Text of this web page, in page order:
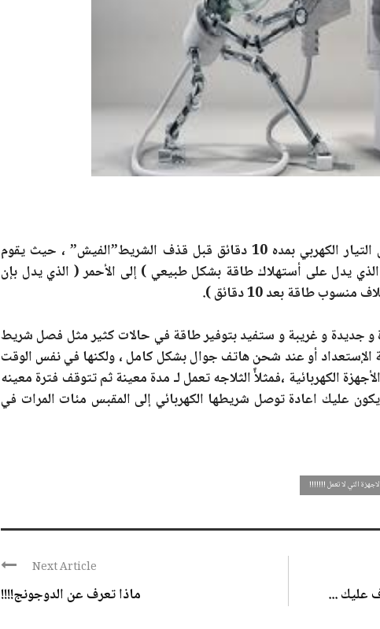
ويقوم هذا المقبس بالتنبية قبل فصل التيار الكهربي بمده 10 دقائق قبل قذف الشريط”الفيش” ، حيث يقوم
الذي يدل على أستهلاك طاقة بشكل طبيعي ) إلى الأحمر ( الذي يدل بإن
طاقة بعد 10 دقائق ).
جديدة و غريبة و ستفيد بتوفير طاقة في حالات كثير مثل فصل شريط
أو عند شحن هاتف جوال بشكل كامل ، ولكنها في نفس الوقت
الكهربائية ،فمثلأً الثلاجه تعمل لـ مدة معينة ثم تتوقف فترة معينه
عليك اعادة توصل شريطها الكهربائي إلى المقبس مئات المرات في
التي لا تعمل !!!!!!!
عليك ...
Next Article
ماذا تعرف عن الدوجونج!!!!